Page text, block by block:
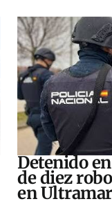
Detenido
de diez
en Ultramar